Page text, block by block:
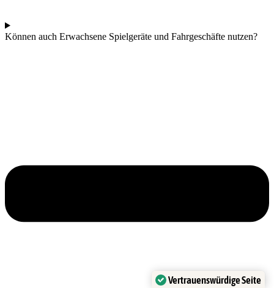
Können auch Erwachsene Spielgeräte und Fahrgeschäfte nutzen?
Vertrauenswürdige Seite